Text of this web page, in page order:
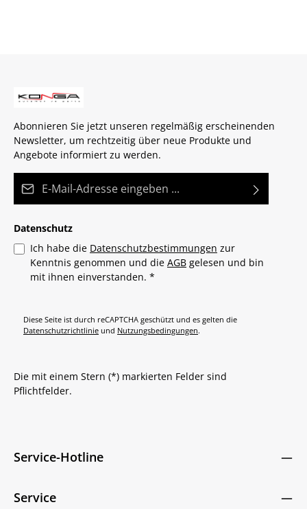
Abonnieren Sie jetzt unseren regelmäßig erscheinenden
Newsletter, um rechtzeitig über neue Produkte und
Angebote informiert zu werden.
Datenschutz
Ich habe die Datenschutzbestimmungen zur
Kenntnis genommen und die AGB gelesen und bin
mit ihnen einverstanden. *
Diese Seite ist durch reCAPTCHA geschützt und es gelten die
Datenschutzrichtlinie und Nutzungsbedingungen.
Die mit einem Stern (*) markierten Felder sind
Pflichtfelder.
Service-Hotline
Service